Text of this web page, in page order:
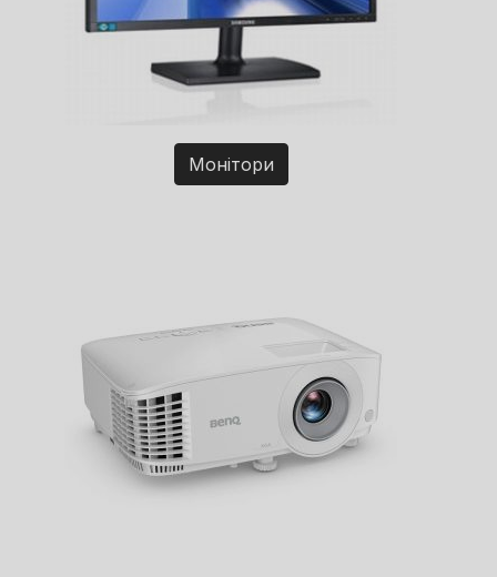
Монітори